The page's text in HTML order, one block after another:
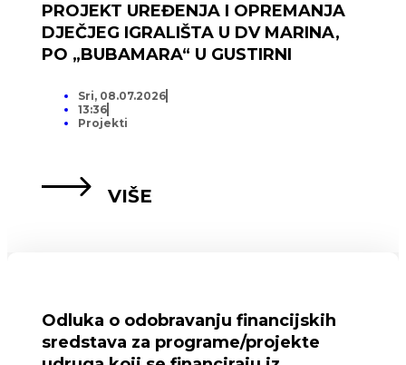
PROJEKT UREĐENJA I OPREMANJA
DJEČJEG IGRALIŠTA U DV MARINA,
PO „BUBAMARA“ U GUSTIRNI
Sri, 08.07.2026
13:36
Projekti
VIŠE
Odluka o odobravanju financijskih
sredstava za programe/projekte